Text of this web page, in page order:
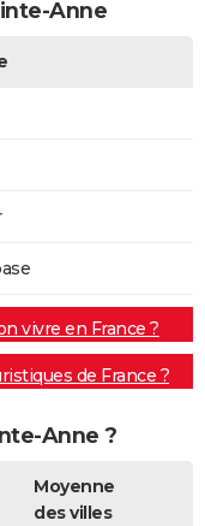
Anne
vivre en France ?
de France ?
Anne ?
Moyenne
des villes